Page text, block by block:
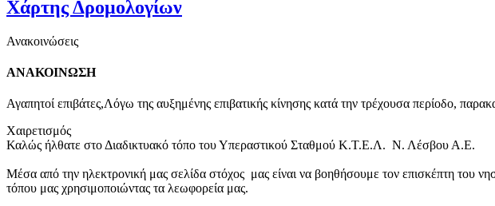
Χάρτης Δρομολογίων
Ανακοινώσεις
ΑΝΑΚΟΙΝΩΣΗ
Αγαπητοί επιβάτες,Λόγω της αυξημένης επιβατικής κίνησης κατά την τρέχουσα περίοδο,
Χαιρετισμός
Καλώς ήλθατε στο Διαδικτυακό τόπο του Υπεραστικού Σταθμού Κ.Τ.Ε.Λ. Ν. Λέσβου Α.Ε.
Μέσα από την ηλεκτρονική μας σελίδα στόχος μας είναι να βοηθήσουμε τον επισκέπτη του
τόπου μας χρησιμοποιώντας τα λεωφορεία μας.